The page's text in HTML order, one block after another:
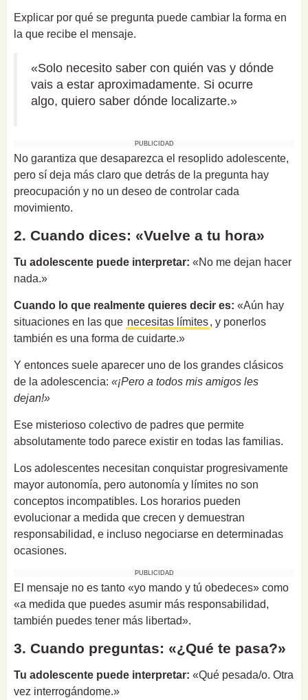
Explicar por qué se pregunta puede cambiar la forma en
la que recibe el mensaje.
«Solo necesito saber con quién vas y dónde
vais a estar aproximadamente. Si ocurre
algo, quiero saber dónde localizarte.»
PUBLICIDAD
No garantiza que desaparezca el resoplido adolescente,
pero sí deja más claro que detrás de la pregunta hay
preocupación y no un deseo de controlar cada
movimiento.
2. Cuando dices: «Vuelve a tu hora»
Tu adolescente puede interpretar: «No me dejan hacer
nada.»
Cuando lo que realmente quieres decir es: «Aún hay
situaciones en las que necesitas límites, y ponerlos
también es una forma de cuidarte.»
Y entonces suele aparecer uno de los grandes clásicos
de la adolescencia: «¡Pero a todos mis amigos les
dejan!»
Ese misterioso colectivo de padres que permite
absolutamente todo parece existir en todas las familias.
Los adolescentes necesitan conquistar progresivamente
mayor autonomía, pero autonomía y límites no son
conceptos incompatibles. Los horarios pueden
evolucionar a medida que crecen y demuestran
responsabilidad, e incluso negociarse en determinadas
ocasiones.
PUBLICIDAD
El mensaje no es tanto «yo mando y tú obedeces» como
«a medida que puedes asumir más responsabilidad,
también puedes tener más libertad».
3. Cuando preguntas: «¿Qué te pasa?»
Tu adolescente puede interpretar: «Qué pesada/o. Otra
vez interrogándome.»